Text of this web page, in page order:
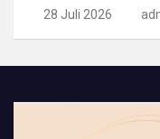
28 Juli 2026